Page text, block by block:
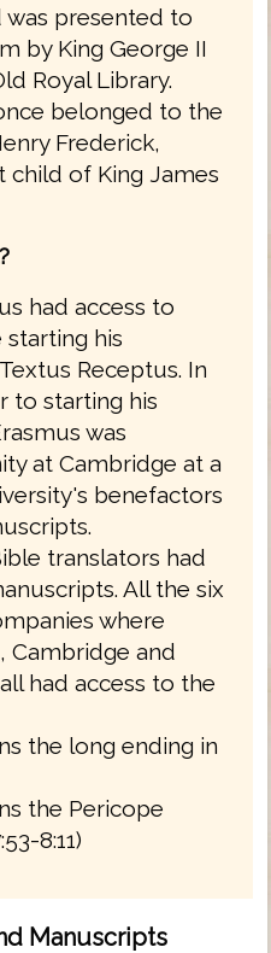
was presented to
by King George II
Royal Library.
belonged to the
Frederick,
child of King James
had access to
starting his
Receptus. In
to starting his
was
at Cambridge at a
benefactors
translators had
All the six
where
Cambridge and
had access to the
the long ending in
the Pericope
8:11)
Manuscripts